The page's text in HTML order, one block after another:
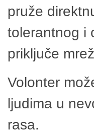
pruže
tolerantnog i
priključe
Volonter
ljudima u
rasa.